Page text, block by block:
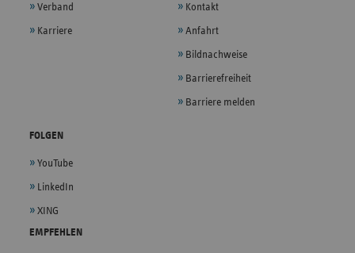
Verband
Karriere
Kontakt
Anfahrt
Bildnachweise
Barrierefreiheit
Barriere melden
FOLGEN
YouTube
LinkedIn
XING
EMPFEHLEN